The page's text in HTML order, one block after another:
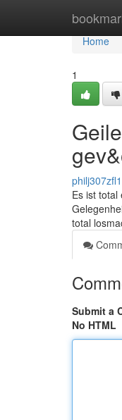
Home
Home
1
philj307zfl1
Es ist
total
Submit a
No HTML